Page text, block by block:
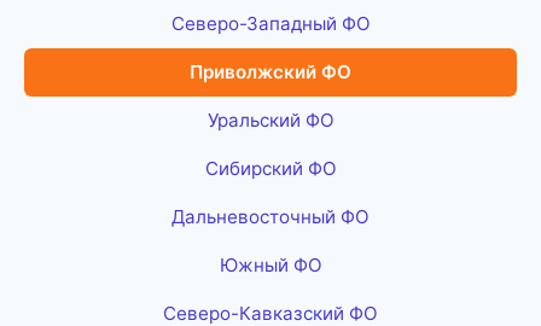
Северо-Западный ФО
Приволжский ФО
Уральский ФО
Сибирский ФО
Дальневосточный ФО
Южный ФО
Северо-Кавказский ФО